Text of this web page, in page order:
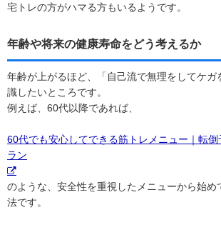
宅トレの方がハマる方もいるようです。
年齢や将来の健康寿命をどう考えるか
年齢が上がるほど、「自己流で無理をしてケガ
識したいところです。
例えば、60代以降であれば、
60代でも安心してできる筋トレメニュー｜転
ラン
のような、安全性を重視したメニューから始め
法です。